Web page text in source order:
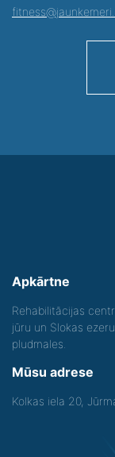
Apkārtne
Rehabilitācijas
jūru un Slokas
pludmales.
Mūsu adrese
Kolkas iela 20,